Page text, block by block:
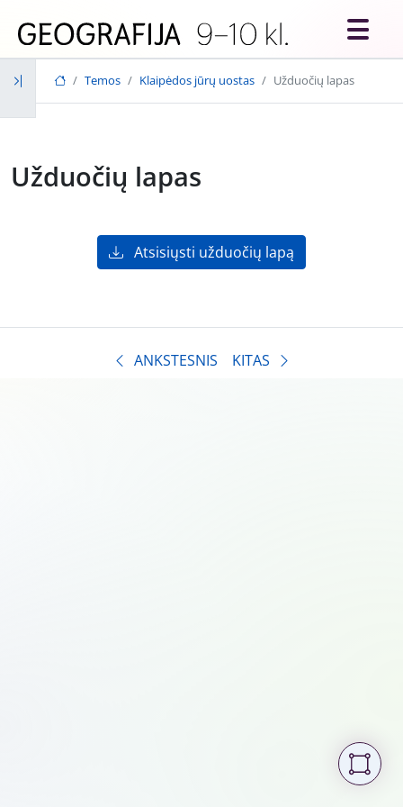
Temos Klaipėdos jūrų uostas Užduočių lapas
Užduočių lapas
Atsisiųsti užduočių lapą
ANKSTESNIS KITAS